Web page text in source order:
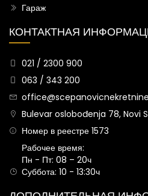
Гараж
КОНТАКТНАЯ
021 / 2300 900
063 / 343 200
Bulevar oslobođenja 78, Novi
Номер в реестре 1573
Рабочее время:
Пн - Пт: 08 – 20ч
Суббота: 10 - 13:30ч